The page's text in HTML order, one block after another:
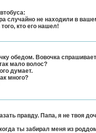
случайно не находили в
кто его нашел!
обедом. Вовочка
мало волос?
думает.
много?
правду. Папа, я не твоя
ты забирал меня из